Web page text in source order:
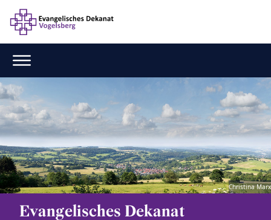
Christina Marx
Evangelisches Dekanat